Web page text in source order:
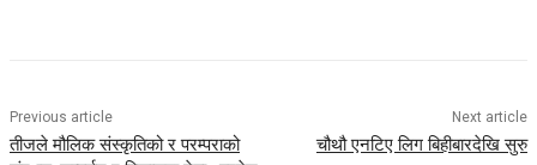
Previous article
तीजले मौलिक संस्कृतिको र परम्पराको
Next article
चौथौ एनटिए लिग बिहीबारदेखि सुरु